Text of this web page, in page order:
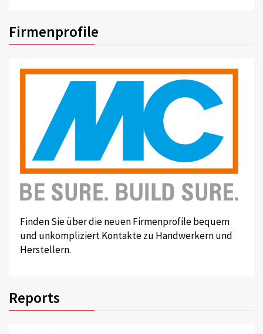
Firmenprofile
Finden Sie über die neuen Firmenprofile bequem
und unkompliziert Kontakte zu Handwerkern und
Herstellern.
Reports